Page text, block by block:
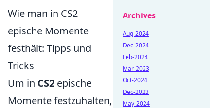
Wie man in CS2
epische Momente
festhält: Tipps und
Tricks
Um in CS2 epische
Momente festzuhalten,
Archives
Aug-2024
Dec-2024
Feb-2024
Mar-2023
Oct-2024
Dec-2023
May-2024